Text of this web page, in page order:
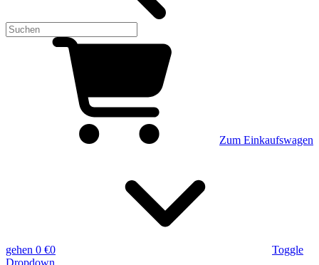
Zum Einkaufswagen
gehen 0 €0
Toggle
Dropdown